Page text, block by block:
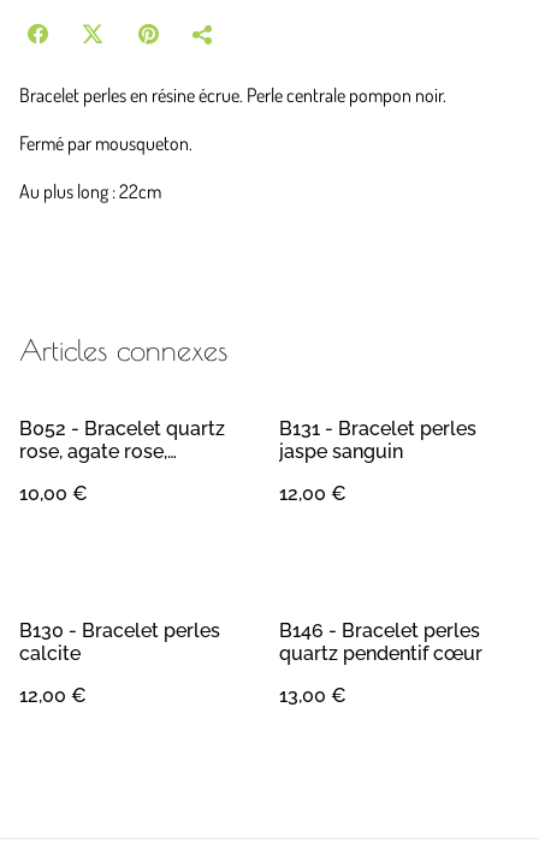
Bracelet perles en résine écrue. Perle centrale pompon noir.
Fermé par mousqueton.
Au plus long : 22cm
Articles connexes
B052 - Bracelet quartz
rose, agate rose,
métal
10,00 €
B131 - Bracelet perles
jaspe sanguin
12,00 €
B130 - Bracelet perles
calcite
12,00 €
B146 - Bracelet perles
quartz pendentif cœur
13,00 €